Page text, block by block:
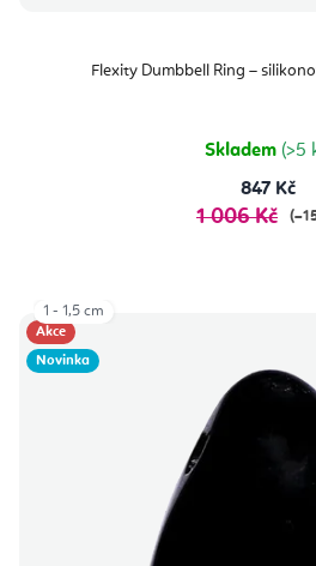
Flexity Dumbbell Ring –
Skladem (>5
847 Kč
1 006 Kč
Akce
Novinka
1 - 1,5 cm